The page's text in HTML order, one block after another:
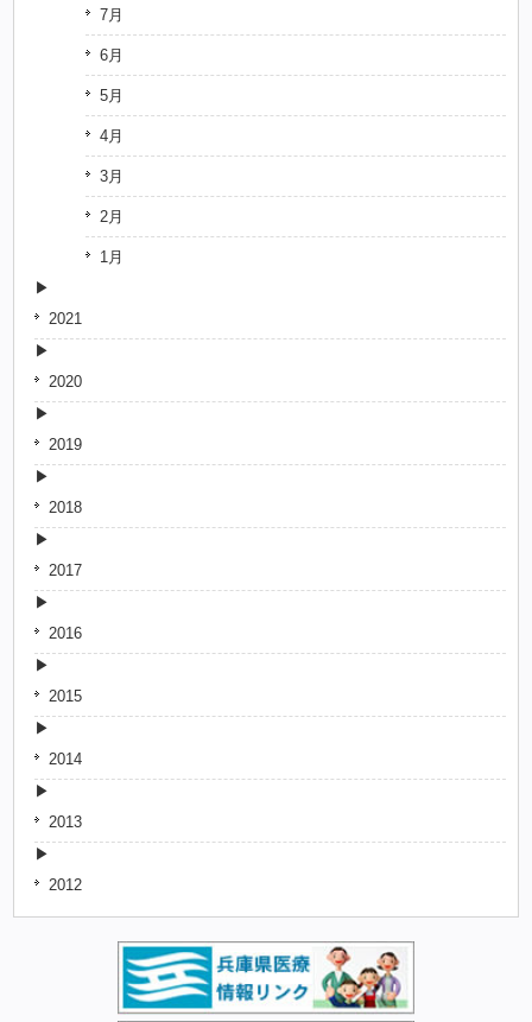
7月
6月
5月
4月
3月
2月
1月
2021
2020
2019
2018
2017
2016
2015
2014
2013
2012